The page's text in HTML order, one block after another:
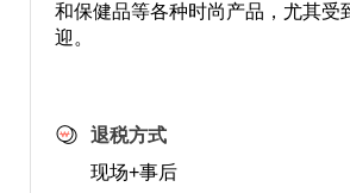
和保健品等各种时尚产品，尤其受
迎。
退税方式
现场+事后